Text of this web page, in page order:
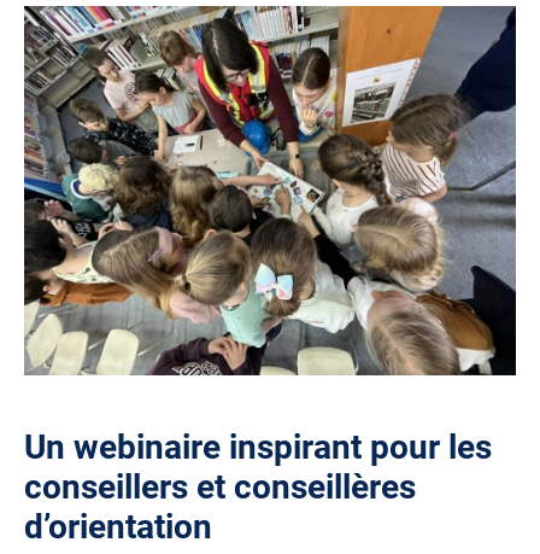
Un webinaire inspirant pour les
conseillers et conseillères
d’orientation